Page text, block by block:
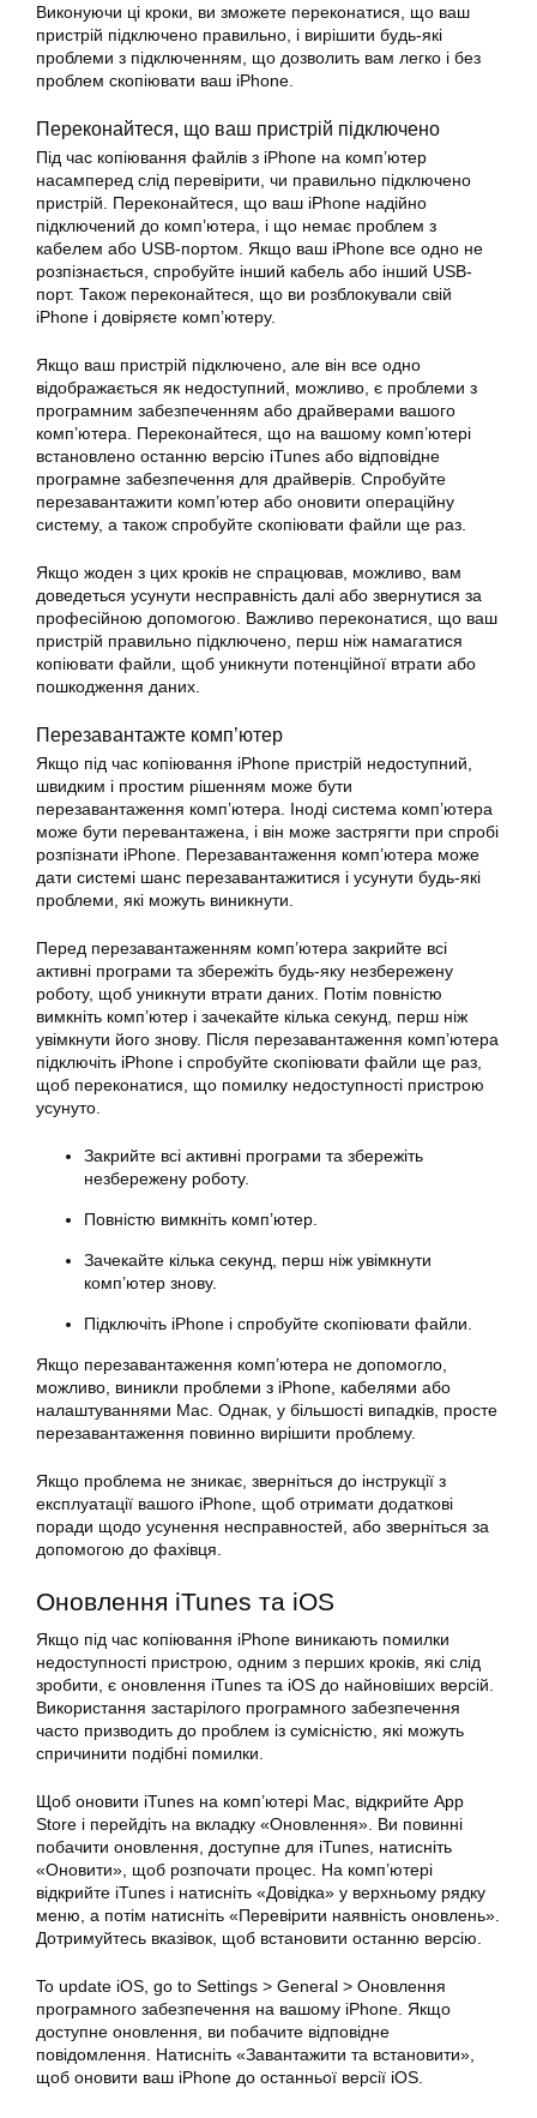
Виконуючи ці кроки, ви зможете переконатися, що ваш
пристрій підключено правильно, і вирішити будь-які
проблеми з підключенням, що дозволить вам легко і без
проблем скопіювати ваш iPhone.
Переконайтеся, що ваш пристрій підключено
Під час копіювання файлів з iPhone на комп’ютер
насамперед слід перевірити, чи правильно підключено
пристрій. Переконайтеся, що ваш iPhone надійно
підключений до комп’ютера, і що немає проблем з
кабелем або USB-портом. Якщо ваш iPhone все одно не
розпізнається, спробуйте інший кабель або інший USB-
порт. Також переконайтеся, що ви розблокували свій
iPhone і довіряєте комп’ютеру.
Якщо ваш пристрій підключено, але він все одно
відображається як недоступний, можливо, є проблеми з
програмним забезпеченням або драйверами вашого
комп’ютера. Переконайтеся, що на вашому комп’ютері
встановлено останню версію iTunes або відповідне
програмне забезпечення для драйверів. Спробуйте
перезавантажити комп’ютер або оновити операційну
систему, а також спробуйте скопіювати файли ще раз.
Якщо жоден з цих кроків не спрацював, можливо, вам
доведеться усунути несправність далі або звернутися за
професійною допомогою. Важливо переконатися, що ваш
пристрій правильно підключено, перш ніж намагатися
копіювати файли, щоб уникнути потенційної втрати або
пошкодження даних.
Перезавантажте комп’ютер
Якщо під час копіювання iPhone пристрій недоступний,
швидким і простим рішенням може бути
перезавантаження комп’ютера. Іноді система комп’ютера
може бути перевантажена, і він може застрягти при спробі
розпізнати iPhone. Перезавантаження комп’ютера може
дати системі шанс перезавантажитися і усунути будь-які
проблеми, які можуть виникнути.
Перед перезавантаженням комп’ютера закрийте всі
активні програми та збережіть будь-яку незбережену
роботу, щоб уникнути втрати даних. Потім повністю
вимкніть комп’ютер і зачекайте кілька секунд, перш ніж
увімкнути його знову. Після перезавантаження комп’ютера
підключіть iPhone і спробуйте скопіювати файли ще раз,
щоб переконатися, що помилку недоступності пристрою
усунуто.
Закрийте всі активні програми та збережіть
незбережену роботу.
Повністю вимкніть комп’ютер.
Зачекайте кілька секунд, перш ніж увімкнути
комп’ютер знову.
Підключіть iPhone і спробуйте скопіювати файли.
Якщо перезавантаження комп’ютера не допомогло,
можливо, виникли проблеми з iPhone, кабелями або
налаштуваннями Mac. Однак, у більшості випадків, просте
перезавантаження повинно вирішити проблему.
Якщо проблема не зникає, зверніться до інструкції з
експлуатації вашого iPhone, щоб отримати додаткові
поради щодо усунення несправностей, або зверніться за
допомогою до фахівця.
Оновлення iTunes та iOS
Якщо під час копіювання iPhone виникають помилки
недоступності пристрою, одним з перших кроків, які слід
зробити, є оновлення iTunes та iOS до найновіших версій.
Використання застарілого програмного забезпечення
часто призводить до проблем із сумісністю, які можуть
спричинити подібні помилки.
Щоб оновити iTunes на комп’ютері Mac, відкрийте App
Store і перейдіть на вкладку «Оновлення». Ви повинні
побачити оновлення, доступне для iTunes, натисніть
«Оновити», щоб розпочати процес. На комп’ютері
відкрийте iTunes і натисніть «Довідка» у верхньому рядку
меню, а потім натисніть «Перевірити наявність оновлень».
Дотримуйтесь вказівок, щоб встановити останню версію.
To update iOS, go to Settings > General > Оновлення
програмного забезпечення на вашому iPhone. Якщо
доступне оновлення, ви побачите відповідне
повідомлення. Натисніть «Завантажити та встановити»,
щоб оновити ваш iPhone до останньої версії iOS.